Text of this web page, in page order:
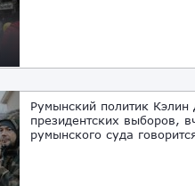
Румынский политик
президентских выборов,
румынского суда